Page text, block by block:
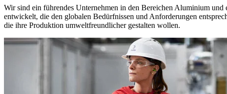
Wir sind ein führendes Unternehmen in den Bereichen Aluminium und
entwickelt, die den globalen Bedürfnissen und Anforderungen
die ihre Produktion umweltfreundlicher gestalten wollen.